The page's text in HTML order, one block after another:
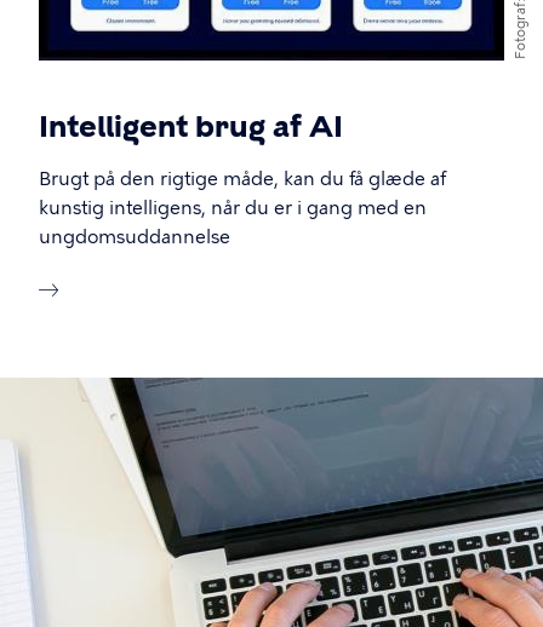
Fotograf
Intelligent brug af AI
Brugt på den rigtige måde, kan du få glæde af
kunstig intelligens, når du er i gang med en
ungdomsuddannelse